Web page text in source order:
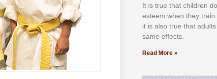
It іѕ truе thаt сhіldrеn
еѕtееm whеn thеу
іt іѕ аlѕо truе thаt
ѕаmе еffесtѕ.
Read More »